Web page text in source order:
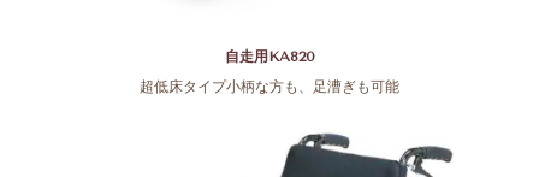
自走用KA820
超低床タイプ小柄な方も、足漕ぎも可能